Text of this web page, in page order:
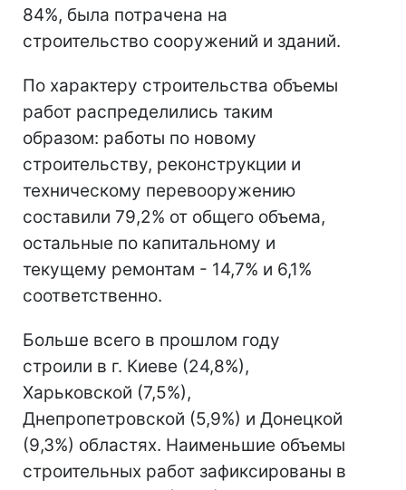
84%, была потрачена на
строительство сооружений и зданий.
По характеру строительства объемы
работ распределились таким
образом: работы по новому
строительству, реконструкции и
техническому перевооружению
составили 79,2% от общего объема,
остальные по капитальному и
текущему ремонтам - 14,7% и 6,1%
соответственно.
Больше всего в прошлом году
строили в г. Киеве (24,8%),
Харьковской (7,5%),
Днепропетровской (5,9%) и Донецкой
(9,3%) областях. Наименьшие объемы
строительных работ зафиксированы в